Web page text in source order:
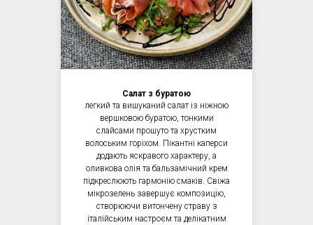
Салат з буратою
легкий та вишуканий салат із ніжною
вершковою буратою, тонкими
слайсами прошуто та хрустким
волоським горіхом. Пікантні каперси
додають яскравого характеру, а
оливкова олія та бальзамічний крем
підкреслюють гармонію смаків. Свіжа
мікрозелень завершує композицію,
створюючи витончену страву з
італійським настроєм та делікатним